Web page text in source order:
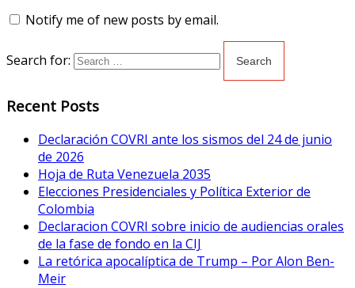
Notify me of new posts by email.
Search for:
Recent Posts
Declaración COVRI ante los sismos del 24 de junio
de 2026
Hoja de Ruta Venezuela 2035
Elecciones Presidenciales y Política Exterior de
Colombia
Declaracion COVRI sobre inicio de audiencias orales
de la fase de fondo en la CIJ
La retórica apocalíptica de Trump – Por Alon Ben-
Meir